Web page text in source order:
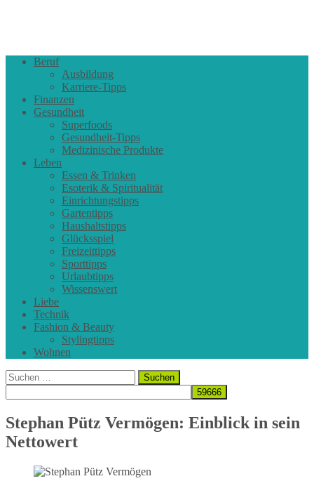
Beruf
Ausbildung
Karriere-Tipps
Finanzen
Gesundheit
Superfoods
Gesundheit-Tipps
Medizinische Produkte
Leben
Essen & Trinken
Esoterik & Spiritualität
Einrichtungstipps
Gartentipps
Haushaltstipps
Glücksspiel
Freizeittipps
Sporttipps
Urlaubtipps
Wissenswert
Liebe
Technik
Fashion & Beauty
Stylingtipps
Wohnen
Suchen
nach:
Stephan Pütz Vermögen: Einblick in sein
Nettowert